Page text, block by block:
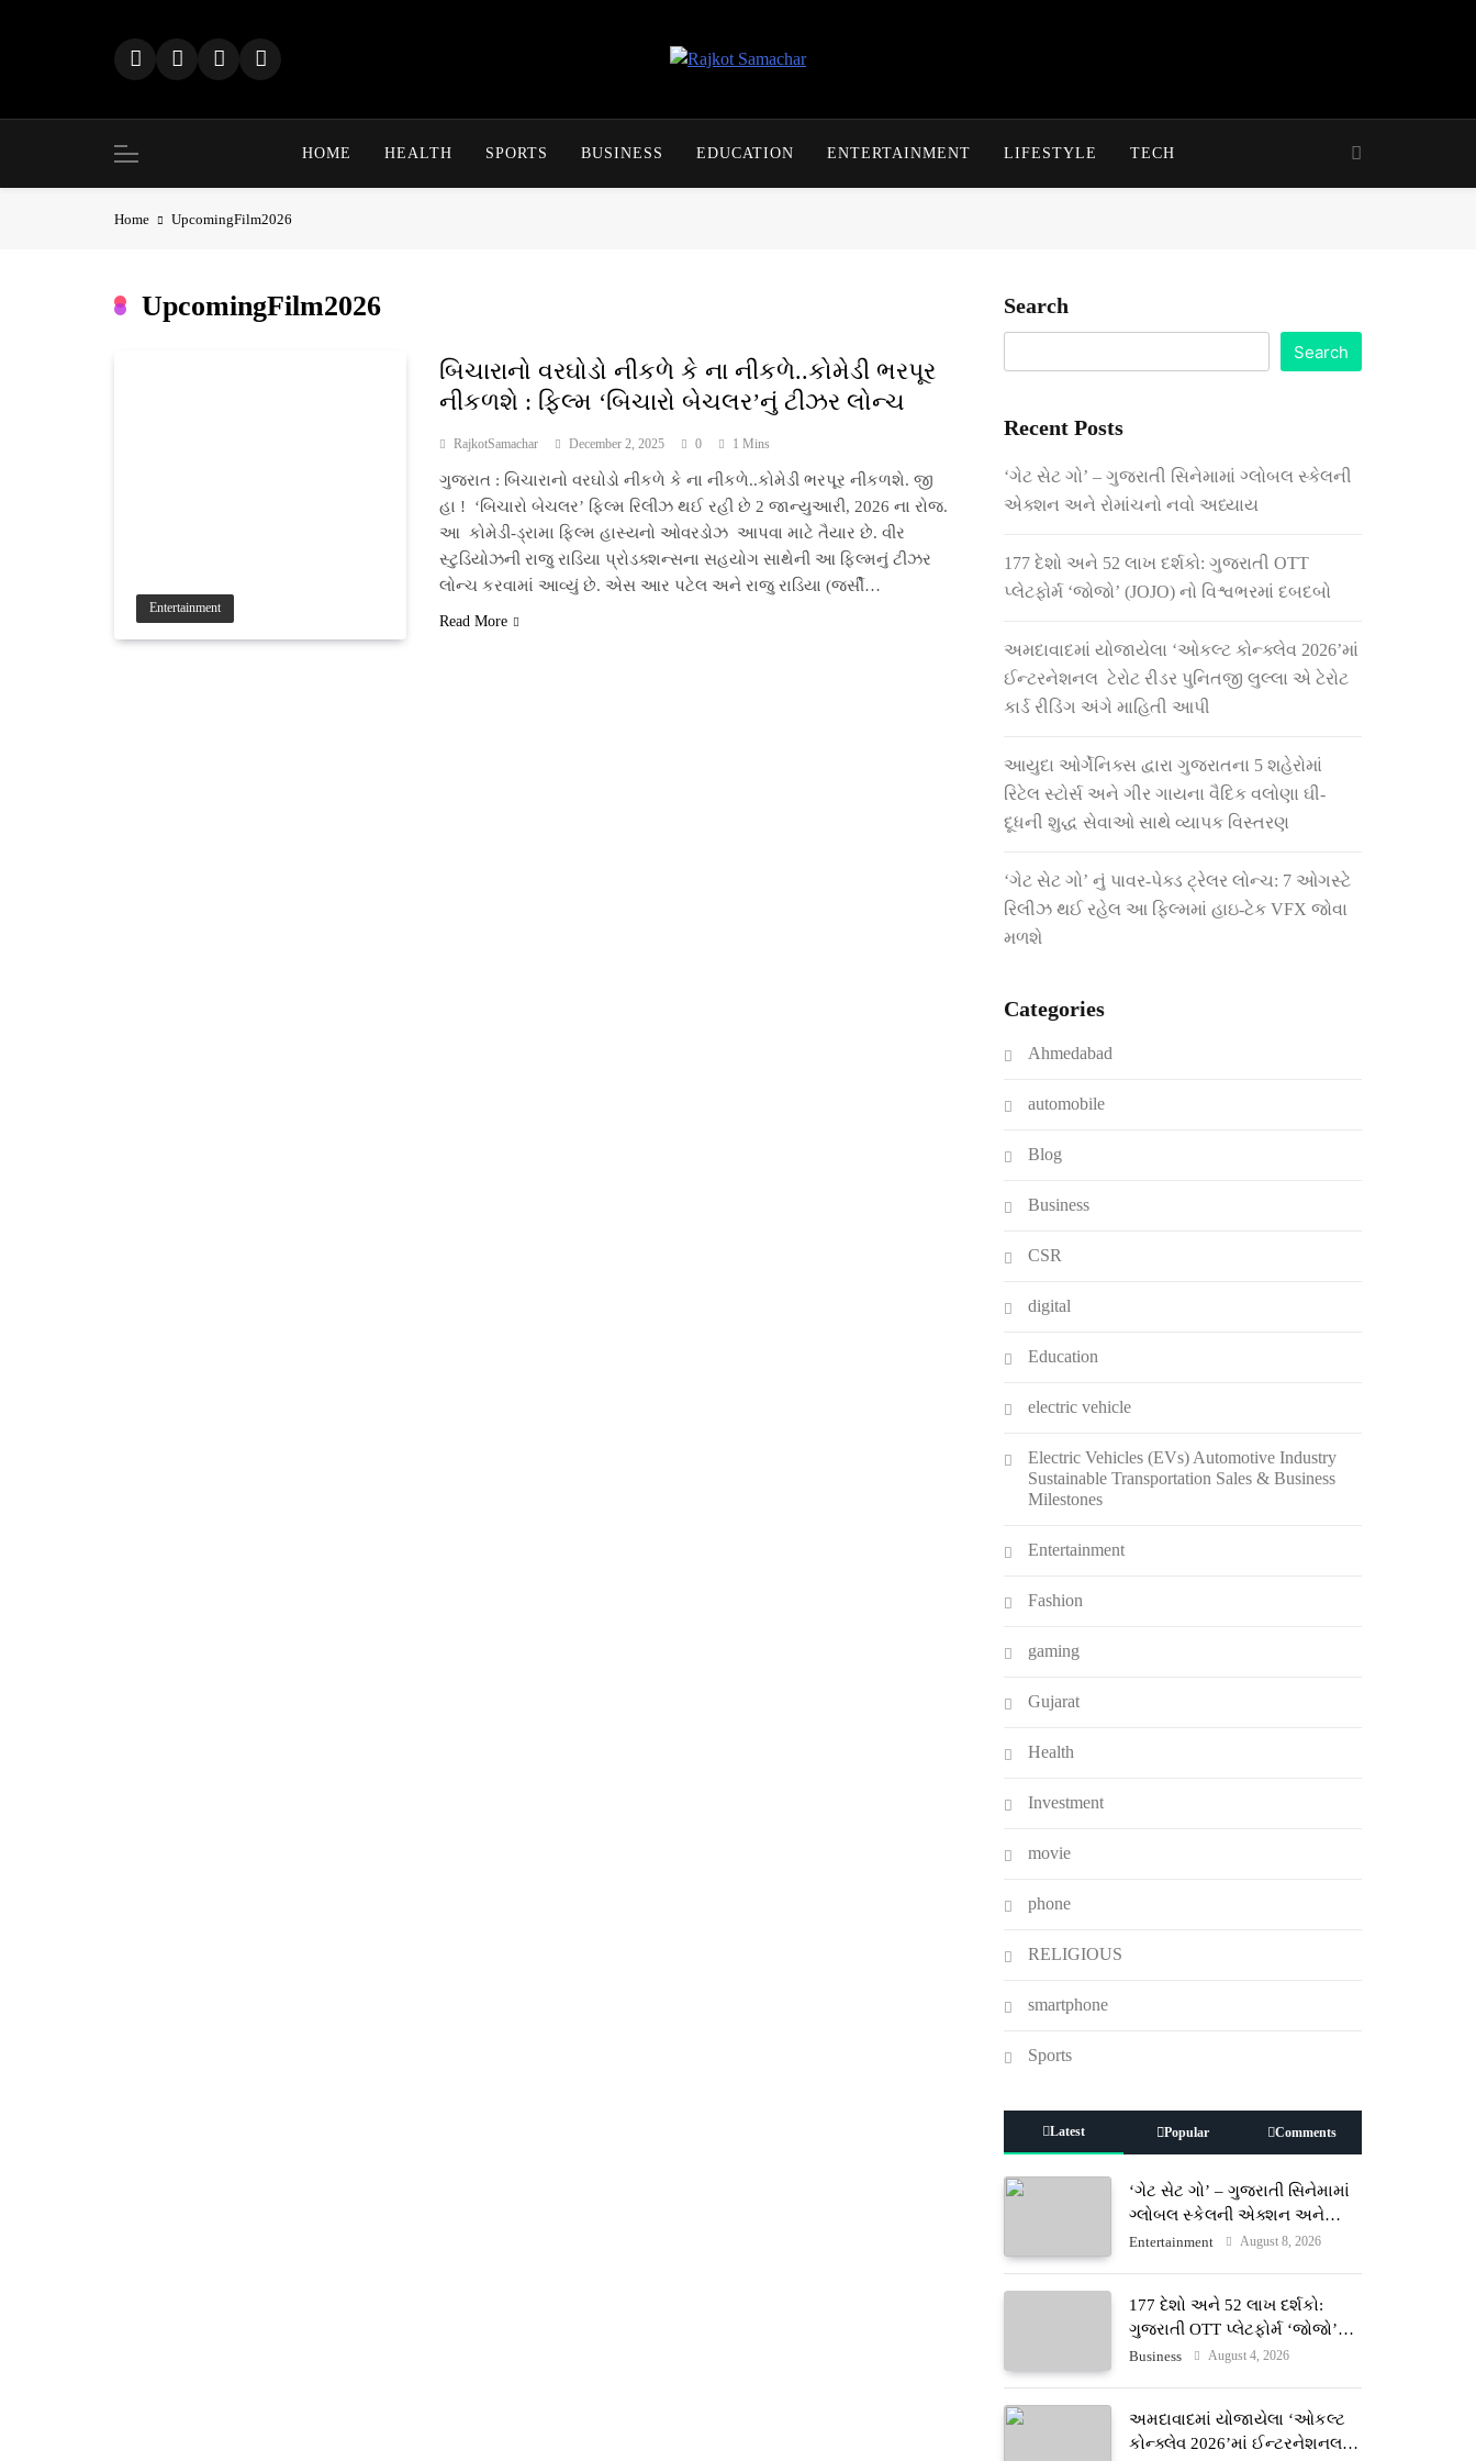
HOME HEALTH SPORTS BUSINESS EDUCATION ENTERTAINMENT LIFESTYLE TECH
Home UpcomingFilm2026
UpcomingFilm2026
Entertainment
બિચારાનો વરઘોડો નીકળે કે ના નીકળે..કોમેડી ભરપૂર
નીકળશે : ફિલ્મ ‘બિચારો બેચલર’નું ટીઝર લોન્ચ
RajkotSamachar December 2, 2025 0 1 Mins
ગુજરાત : બિચારાનો વરઘોડો નીકળે કે ના નીકળે..કોમેડી ભરપૂર નીકળશે. જી
હા ! ‘બિચારો બેચલર’ ફિલ્મ રિલીઝ થઈ રહી છે 2 જાન્યુઆરી, 2026 ના રોજ.
આ કોમેડી-ડ્રામા ફિલ્મ હાસ્યનો ઓવરડોઝ આપવા માટે તૈયાર છે. વીર
સ્ટુડિયોઝની રાજુ રાડિયા પ્રોડક્શન્સના સહયોગ સાથેની આ ફિલ્મનું ટીઝર
લોન્ચ કરવામાં આવ્યું છે. એસ આર પટેલ અને રાજુ રાડિયા (જર્સી…
Read More
Search
Search
Recent Posts
‘ગેટ સેટ ગો’ – ગુજરાતી સિનેમામાં ગ્લોબલ સ્કેલની
એક્શન અને રોમાંચનો નવો અધ્યાય
177 દેશો અને 52 લાખ દર્શકો: ગુજરાતી OTT
પ્લેટફોર્મ ‘જોજો’ (JOJO) નો વિશ્વભરમાં દબદબો
અમદાવાદમાં યોજાયેલા ‘ઓકલ્ટ કોન્ક્લેવ 2026’માં
ઈન્ટરનેશનલ ટેરોટ રીડર પુનિતજી લુલ્લા એ ટેરોટ
કાર્ડ રીડિંગ અંગે માહિતી આપી
આયુદા ઓર્ગેનિક્સ દ્વારા ગુજરાતના 5 શહેરોમાં
રિટેલ સ્ટોર્સ અને ગીર ગાયના વૈદિક વલોણા ઘી-
દૂધની શુદ્ધ સેવાઓ સાથે વ્યાપક વિસ્તરણ
‘ગેટ સેટ ગો’ નું પાવર-પેક્ડ ટ્રેલર લોન્ચ: 7 ઓગસ્ટે
રિલીઝ થઈ રહેલ આ ફિલ્મમાં હાઇ-ટેક VFX જોવા
મળશે
Categories
Ahmedabad
automobile
Blog
Business
CSR
digital
Education
electric vehicle
Electric Vehicles (EVs) Automotive Industry
Sustainable Transportation Sales & Business
Milestones
Entertainment
Fashion
gaming
Gujarat
Health
Investment
movie
phone
RELIGIOUS
smartphone
Sports
Latest Popular Comments
‘ગેટ સેટ ગો’ – ગુજરાતી સિનેમામાં
ગ્લોબલ સ્કેલની એક્શન અને
રોમાંચનો નવો અધ્યાય
Entertainment August 8, 2026
177 દેશો અને 52 લાખ દર્શકો:
ગુજરાતી OTT પ્લેટફોર્મ ‘જોજો’
(JOJO) નો વિશ્વભરમાં દબદબો
Business August 4, 2026
અમદાવાદમાં યોજાયેલા ‘ઓકલ્ટ
કોન્ક્લેવ 2026’માં ઈન્ટરનેશનલ